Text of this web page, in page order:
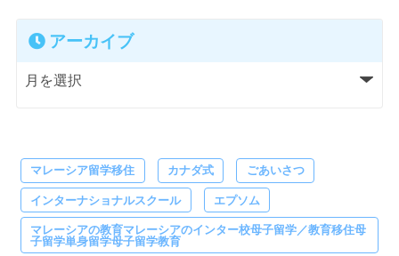
アーカイブ
マレーシア留学移住 カナダ式 ごあいさつ
インターナショナルスクール エプソム
マレーシアの教育マレーシアのインター校母子留学／教育移住母
子留学単身留学母子留学教育